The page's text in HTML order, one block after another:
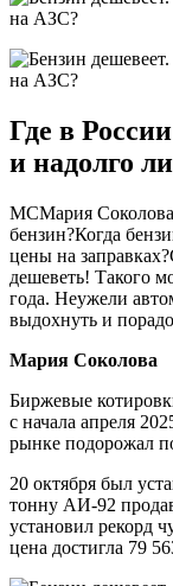
Где в
и надолго
МСМария
бензин?Когда
цены на
дешеветь! Такого
года. Неужели
выдохнуть и
Мария Соколова
Биржевые
с начала апреля
рынке подорожал
20 октября был
тонну АИ-92
установил рекорд
цена достигла 79